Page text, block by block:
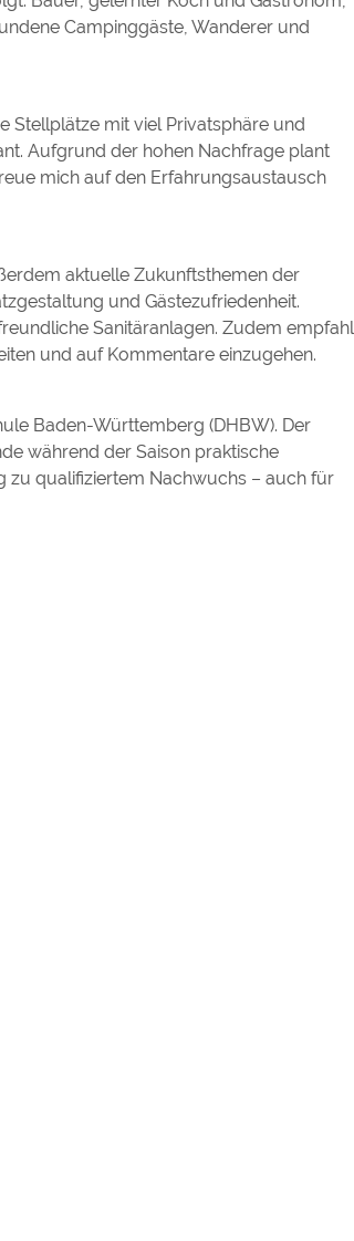
Campinggäste, Wanderer und
Stellplätze mit viel Privatsphäre und
Aufgrund der hohen Nachfrage plant
mich auf den Erfahrungsaustausch
aktuelle Zukunftsthemen der
und Gästezufriedenheit.
Sanitäranlagen. Zudem empfahl
und auf Kommentare einzugehen.
Baden-Württemberg (DHBW). Der
während der Saison praktische
zu qualifiziertem Nachwuchs – auch für